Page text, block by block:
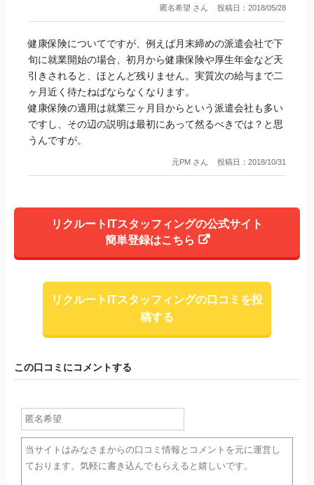
匿名希望 さん 投稿日：2018/05/28
健康保険についてですが、例えば月末締めの派遣会社で下
旬に就業開始の場合、初月から健康保険や厚生年金など天
引きされると、ほとんど残りません。実質次の給与まで二
ヶ月近く待たねばならなくなります。
健康保険の適用は就業三ヶ月目からという派遣会社も多い
ですし、その辺の説明は最初にあって然るべきでは？と思
うんですが。
元PM さん 投稿日：2018/10/31
リクルートITスタッフィングの公式サイト
簡単登録はこちら
リクルートITスタッフィングの口コミを投
稿する
この口コミにコメントする